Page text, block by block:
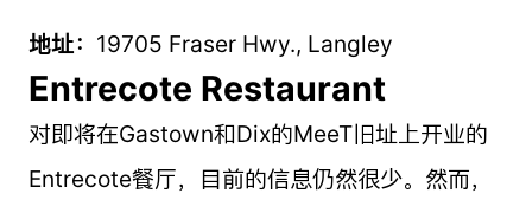
地址： 19705 Fraser Hwy., Langley
Entrecote Restaurant
对即将在Gastown和Dix的MeeT旧址上开业的
Entrecote餐厅，目前的信息仍然很少。然而，